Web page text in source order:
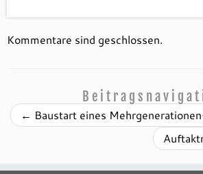
Kommentare sind geschlossen.
← Baustart eines